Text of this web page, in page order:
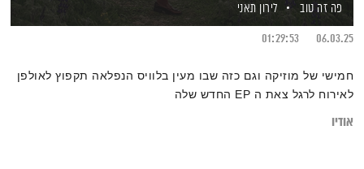
פה זה טוב
לירון תאני
06.03.25
01:29:53
חמישי של מוזיקה וגם כזה שבו מעין בלוויס הנפלאה תקפוץ לאולפן
לאירוח לרגל צאת ה EP החדש שלה
אודיו